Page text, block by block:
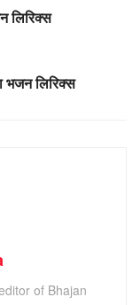
लिरिक्स
भजन लिरिक्स
of Bhajan